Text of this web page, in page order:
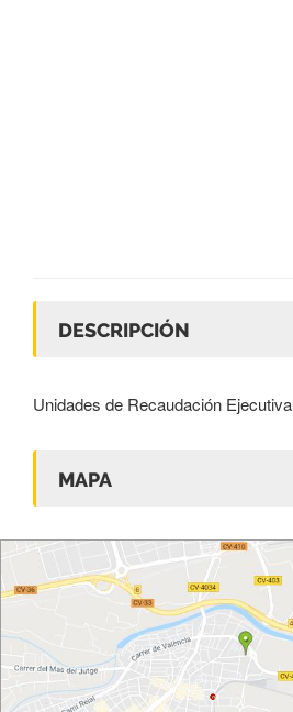
DESCRIPCIÓN
Unidades de Recaudación Ejecutiva
MAPA